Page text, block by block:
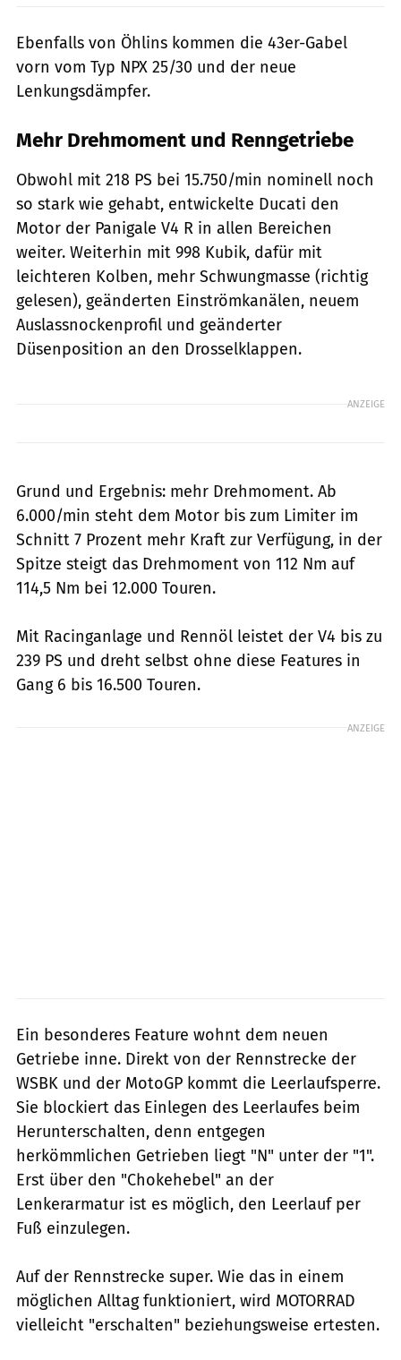
Ebenfalls von Öhlins kommen die 43er-Gabel
vorn vom Typ NPX 25/30 und der neue
Lenkungsdämpfer.
Mehr Drehmoment und Renngetriebe
Obwohl mit 218 PS bei 15.750/min nominell noch
so stark wie gehabt, entwickelte Ducati den
Motor der Panigale V4 R in allen Bereichen
weiter. Weiterhin mit 998 Kubik, dafür mit
leichteren Kolben, mehr Schwungmasse (richtig
gelesen), geänderten Einströmkanälen, neuem
Auslassnockenprofil und geänderter
Düsenposition an den Drosselklappen.
ANZEIGE
Grund und Ergebnis: mehr Drehmoment. Ab
6.000/min steht dem Motor bis zum Limiter im
Schnitt 7 Prozent mehr Kraft zur Verfügung, in der
Spitze steigt das Drehmoment von 112 Nm auf
114,5 Nm bei 12.000 Touren.
Mit Racinganlage und Rennöl leistet der V4 bis zu
239 PS und dreht selbst ohne diese Features in
Gang 6 bis 16.500 Touren.
ANZEIGE
Ein besonderes Feature wohnt dem neuen
Getriebe inne. Direkt von der Rennstrecke der
WSBK und der MotoGP kommt die Leerlaufsperre.
Sie blockiert das Einlegen des Leerlaufes beim
Herunterschalten, denn entgegen
herkömmlichen Getrieben liegt "N" unter der "1".
Erst über den "Chokehebel" an der
Lenkerarmatur ist es möglich, den Leerlauf per
Fuß einzulegen.
Auf der Rennstrecke super. Wie das in einem
möglichen Alltag funktioniert, wird MOTORRAD
vielleicht "erschalten" beziehungsweise ertesten.